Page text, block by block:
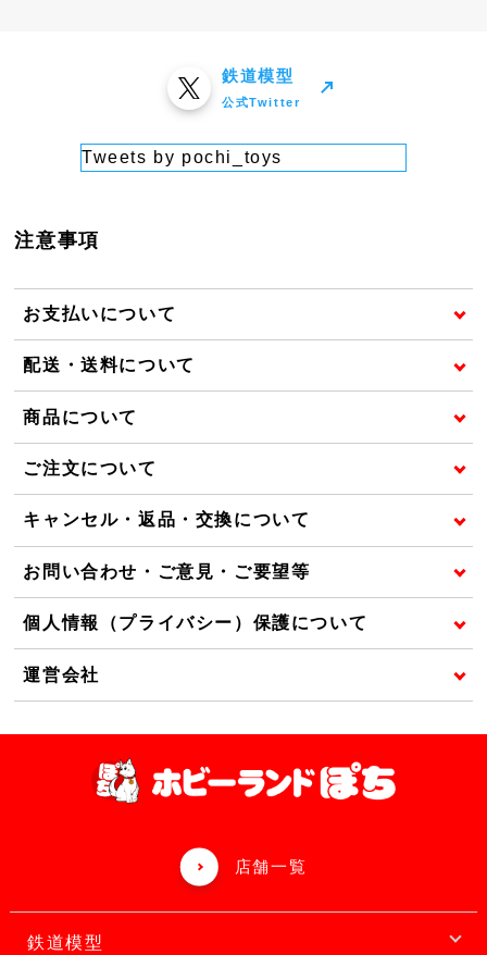
鉄道模型
公式Twitter
Tweets by pochi_toys
注意事項
お支払いについて
配送・送料について
商品について
ご注文について
キャンセル・返品・交換について
お問い合わせ・ご意見・ご要望等
個人情報（プライバシー）保護について
運営会社
店舗一覧
鉄道模型